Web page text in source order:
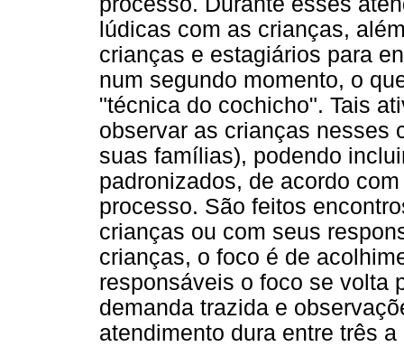
lúdicas com as crianças,
crianças e estagiários para
num segundo momento, o
"técnica do cochicho". Tais
observar as crianças nesses
suas famílias), podendo
padronizados, de acordo
processo. São feitos
crianças ou com seus
crianças, o foco é de
responsáveis o foco se volta
demanda trazida e
atendimento dura entre três